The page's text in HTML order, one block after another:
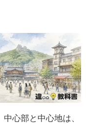
心部と中心地は、